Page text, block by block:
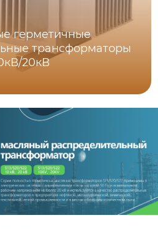
герметичные
трансформаторы
20кВ